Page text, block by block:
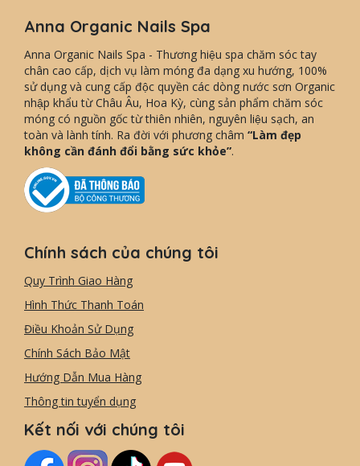
Anna Organic Nails Spa
Anna Organic Nails Spa - Thương hiệu spa chăm sóc tay
chân cao cấp, dịch vụ làm móng đa dạng xu hướng, 100%
sử dụng và cung cấp độc quyền các dòng nước sơn Organic
nhập khẩu từ Châu Âu, Hoa Kỳ, cùng sản phẩm chăm sóc
móng có nguồn gốc từ thiên nhiên, nguyên liệu sạch, an
toàn và lành tính. Ra đời với phương châm “Làm đẹp
không cần đánh đổi bằng sức khỏe”.
Chính sách của chúng tôi
Quy Trình Giao Hàng
Hình Thức Thanh Toán
Điều Khoản Sử Dụng
Chính Sách Bảo Mật
Hướng Dẫn Mua Hàng
Thông tin tuyển dụng
Kết nối với chúng tôi